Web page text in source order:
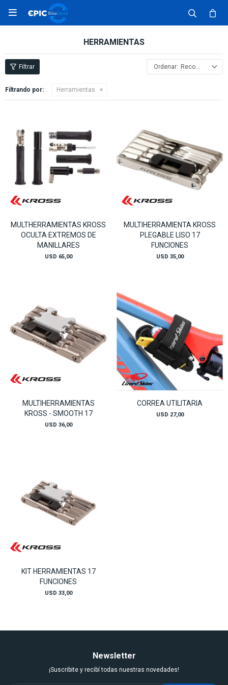

HERRAMIENTAS
Recomendados
Filtrando por: Herramientas
MULTHERRAMIENTAS KROSS
OCULTA EXTREMOS DE
MANILLARES
USD 65,00
MULTIHERRAMIENTA KROSS
PLEGABLE LISO 17
FUNCIONES
USD 35,00
MULTIHERRAMIENTAS
KROSS - SMOOTH 17
USD 36,00
CORREA UTILITARIA
USD 27,00
KIT HERRAMIENTAS 17
FUNCIONES
USD 33,00
Newsletter
¡Suscribite y recibí todas nuestras novedades!